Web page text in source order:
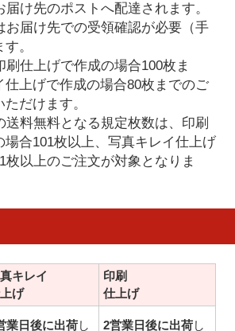
け先のポストへ配達されます。
届け先での受領確認が必要（手
。
仕上げで作成の場合100枚ま
仕上げで作成の場合80枚までのご
だけます。
送料無料となる規定枚数は、印刷
場合101枚以上、写真キレイ仕上げ
枚以上のご注文が対象となりま
キレイ
げ
印刷
仕上げ
業日後に出荷し
2営業日後に出荷し